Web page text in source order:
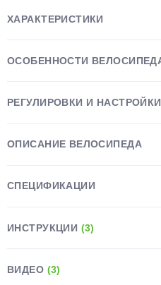
ХАРАКТЕРИСТИКИ
ОСОБЕННОСТИ
РЕГУЛИРОВКИ И НАСТРОЙКИ
ОПИСАНИЕ ВЕЛОСИПЕДА
СПЕЦИФИКАЦИИ
ИНСТРУКЦИИ (3)
ВИДЕО (3)
недели